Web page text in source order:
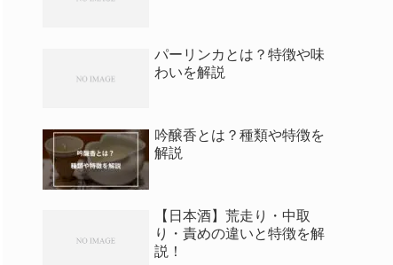
パーリンカとは？特徴や味
わいを解説
吟醸香とは？種類や特徴を
解説
【日本酒】荒走り・中取
り・責めの違いと特徴を解
説！